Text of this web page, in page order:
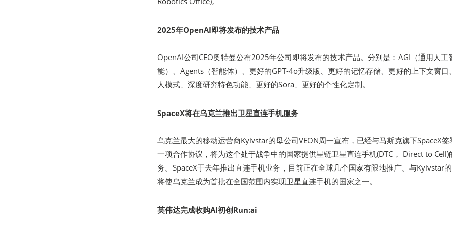
2025年OpenAI即将发布的技术产品
OpenAI公司CEO奥特曼公布2025年公司即将发布的技术产品。分别是：AGI（通用人工
能）、Agents（智能体）、更好的GPT-4o升级版、更好的记忆存储、更好的上下文窗口
人模式、深度研究特色功能、更好的Sora、更好的个性化定制。
SpaceX将在乌克兰推出卫星直连手机服务
乌克兰最大的移动运营商Kyivstar的母公司VEON周一宣布，已经与马斯克旗下SpaceX签
一项合作协议，将为这个处于战争中的国家提供星链卫星直连手机(DTC， Direct to Cell)
务。SpaceX于去年推出直连手机业务，目前正在全球几个国家有限地推广。与Kyivstar
将使乌克兰成为首批在全国范围内实现卫星直连手机的国家之一。
英伟达完成收购AI初创Run:ai